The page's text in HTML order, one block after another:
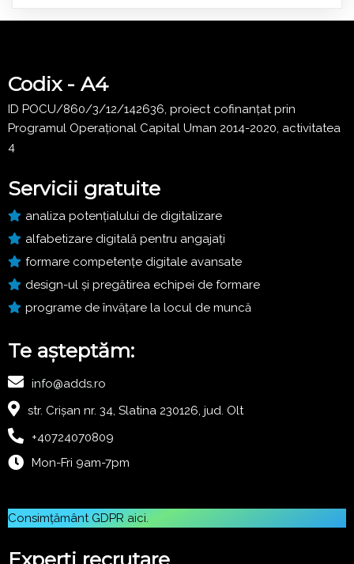
Codix - A4
ID POCU/860/3/12/142636, proiect cofinanțat prin
Programul Operațional Capital Uman 2014-2020, activitatea
4
Servicii gratuite
analiza potențialului de digitalizare
alfabetizare digitală pentru angajați
formare competențe digitale avansate
design-ul și pregătirea echipei de formare
programe de învățare la locul de muncă
Te așteptăm:
info@adds.ro
str. Crișan nr. 34, Slatina 230126, jud. Olt
+40724070809
Mon-Fri 9am-7pm
Consimțământ GDPR aici.